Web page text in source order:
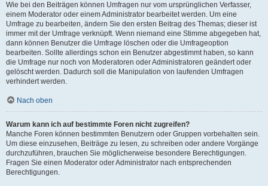
Wie bei den Beiträgen können Umfragen nur vom ursprünglichen Verfasser,
einem Moderator oder einem Administrator bearbeitet werden. Um eine
Umfrage zu bearbeiten, ändern Sie den ersten Beitrag des Themas; dieser ist
immer mit der Umfrage verknüpft. Wenn niemand eine Stimme abgegeben hat,
dann können Benutzer die Umfrage löschen oder die Umfrageoption
bearbeiten. Sollte allerdings schon ein Benutzer abgestimmt haben, so kann
die Umfrage nur noch von Moderatoren oder Administratoren geändert oder
gelöscht werden. Dadurch soll die Manipulation von laufenden Umfragen
verhindert werden.
Nach oben
Warum kann ich auf bestimmte Foren nicht zugreifen?
Manche Foren können bestimmten Benutzern oder Gruppen vorbehalten sein.
Um diese einzusehen, Beiträge zu lesen, zu schreiben oder andere Vorgänge
durchzuführen, brauchen Sie möglicherweise besondere Berechtigungen.
Fragen Sie einen Moderator oder Administrator nach entsprechenden
Berechtigungen.